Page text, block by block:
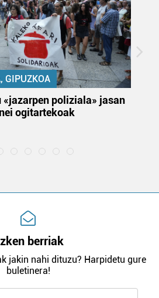
GIPUZKOA
«jazarpen poliziala» jasan
ogitartekoak
berriak
jakin nahi dituzu? Harpidetu gure
buletinera!